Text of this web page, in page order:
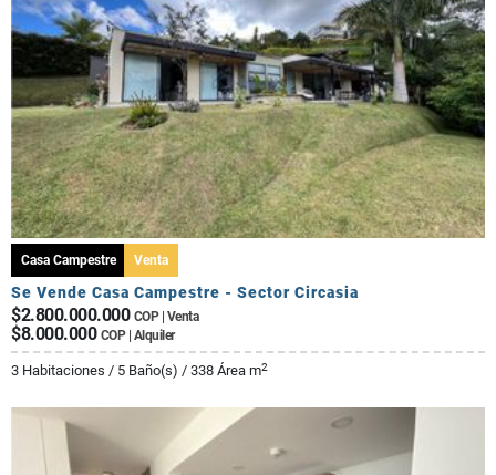
Casa Campestre Venta
Se Vende Casa Campestre - Sector Circasia
$2.800.000.000 COP | Venta
$8.000.000 COP | Alquiler
3 Habitaciones / 5 Baño(s) / 338 Área m2